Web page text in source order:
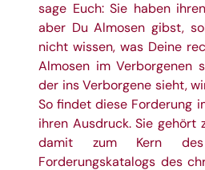
sage Euch: Sie haben
aber Du Almosen gibst,
nicht wissen, was Deine
Almosen im Verborgenen
der insVerborgene sieht,
So findet diese Forderung
ihren Ausdruck. Sie gehört
damit zum Kern des
Forderungskatalogs des